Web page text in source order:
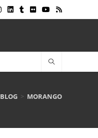
BLOG > MORANGO